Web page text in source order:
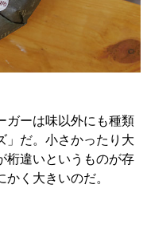
ガーは味以外にも種類
」だ。小さかったり大
桁違いというものが存
く大きいのだ。